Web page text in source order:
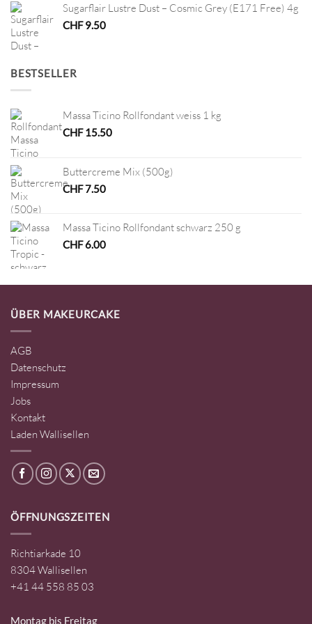
Sugarflair Lustre Dust – Cosmic Grey (E171 Free) 4g
CHF9.50
BESTSELLER
Massa Ticino Rollfondant weiss 1 kg
CHF15.50
Buttercreme Mix (500g)
CHF7.50
Massa Ticino Rollfondant schwarz 250 g
CHF6.00
ÜBER MAKEURCAKE
AGB
Datenschutz
Impressum
Jobs
Kontakt
Laden Wallisellen
ÖFFNUNGSZEITEN
Richtiarkade 10
8304 Wallisellen
+41 44 558 85 03
Montag bis Freitag